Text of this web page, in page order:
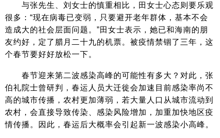
与张先生、刘女士的慎重相比，田女士心态则要乐观
很多：“现在病毒已变弱，只要避开老年群体，基本不会
造成大的社会层面问题。”田女士表示，她已和海南的朋
友约好，定了腊月二十九的机票。被疫情禁锢了三年，这
个春节要好好放松一下。
春节迎来第二波感染高峰的可能性有多大？对此，张
伯礼院士曾研判，春运人员大迁徙会加速目前感染率尚不
高的城市传播，农村更加薄弱，若大量人口从城市流动到
农村，会直接导致传染、感染风险增加，加重加快地区疫
情传播。因此，春运后大概率会引起新一波感染小高峰。